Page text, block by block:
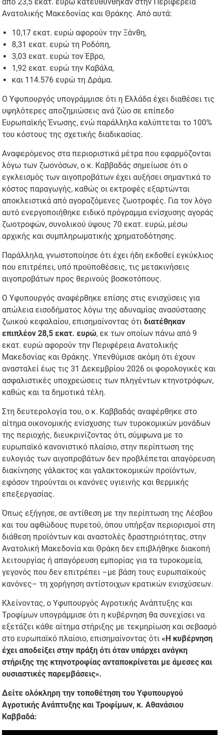
Ανατολικής Μακεδονίας και Θράκης. Από αυτά:
10,17 εκατ. ευρώ αφορούν την Ξάνθη,
8,31 εκατ. ευρώ τη Ροδόπη,
3,03 εκατ. ευρώ τον Έβρο,
1,92 εκατ. ευρώ την Καβάλα,
και 114.576 ευρώ τη Δράμα.
Ο Υφυπουργός υπογράμμισε ότι η Ελλάδα έχει διαθέσει τις
υψηλότερες αποζημιώσεις ανά ζώο σε επίπεδο
Ευρωπαϊκής Ένωσης, ενώ παράλληλα καλύπτεται το 100%
του κόστους της σχετικής διαδικασίας.
Αναφερόμενος στα περιοριστικά μέτρα που εφαρμόζονται
λόγω των ζωονόσων, ο κ. Καββαδάς σημείωσε ότι ο
εγκλεισμός των αιγοπροβάτων έχει αυξήσει σημαντικά το
κόστος παραγωγής, καθώς οι εκτροφές εξαρτώνται
αποκλειστικά από αγοραζόμενες ζωοτροφές. Για τον λόγο
αυτό ενεργοποιήθηκε ειδικό πρόγραμμα ενίσχυσης αγοράς
ζωοτροφών, συνολικού ύψους 70 εκατ. ευρώ, μέσω
αρχικής και συμπληρωματικής χρηματοδότησης.
Παράλληλα, γνωστοποίησε ότι έχει ήδη εκδοθεί εγκύκλιος
που επιτρέπει, υπό προϋποθέσεις, τις μετακινήσεις
αιγοπροβάτων προς θερινούς βοσκοτόπους.
Ο Υφυπουργός αναφέρθηκε επίσης στις ενισχύσεις για
απώλεια εισοδήματος λόγω της αδυναμίας ανασύστασης
ζωικού κεφαλαίου, επισημαίνοντας ότιδιατέθηκαν
επιπλέον 28,5 εκατ. ευρώ, εκ των οποίων πάνω από 9
εκατ. ευρώ αφορούν την Περιφέρεια Ανατολικής
Μακεδονίας και Θράκης. Υπενθύμισε ακόμη ότι έχουν
ανασταλεί έως τις 31 Δεκεμβρίου 2026 οι φορολογικές και
ασφαλιστικές υποχρεώσεις των πληγέντων κτηνοτρόφων,
καθώς και τα δημοτικά τέλη.
Στη δευτερολογία του, ο κ. Καββαδάς αναφέρθηκε στο
αίτημα οικονομικής ενίσχυσης των τυροκομικών μονάδων
της περιοχής, διευκρινίζοντας ότι, σύμφωνα με το
ευρωπαϊκό κανονιστικό πλαίσιο, στην περίπτωση της
ευλογιάς των αιγοπροβάτων δεν προβλέπεται απαγόρευση
διακίνησης γάλακτος και γαλακτοκομικών προϊόντων,
εφόσον τηρούνται οι κανόνες υγιεινής και θερμικής
επεξεργασίας.
Όπως εξήγησε, σε αντίθεση με την περίπτωση της Λέσβου
και του αφθώδους πυρετού, όπου υπήρξαν περιορισμοί στη
διάθεση προϊόντων και αναστολές δραστηριότητας, στην
Ανατολική Μακεδονία και Θράκη δεν επιβλήθηκε διακοπή
λειτουργίας ή απαγόρευση εμπορίας για τα τυροκομεία,
γεγονός που δεν επιτρέπει –με βάση τους ευρωπαϊκούς
κανόνες– τη χορήγηση αντίστοιχων κρατικών ενισχύσεων.
Κλείνοντας, ο Υφυπουργός Αγροτικής Ανάπτυξης και
Τροφίμων υπογράμμισε ότι η κυβέρνηση θα συνεχίσει να
εξετάζει κάθε αίτημα στήριξης με τεκμηρίωση και σεβασμό
στο ευρωπαϊκό πλαίσιο, επισημαίνοντας ότι«Η κυβέρνηση
έχει αποδείξει στην πράξη ότι όταν υπάρχει ανάγκη
στήριξης της κτηνοτροφίας ανταποκρίνεται με άμεσες και
ουσιαστικές παρεμβάσεις».
Δείτε ολόκληρη την τοποθέτηση του Υφυπουργού
Αγροτικής Ανάπτυξης και Τροφίμων, κ. Αθανάσιου
Καββαδά: